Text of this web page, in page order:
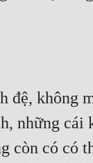
đệ, không
những cái
còn có có